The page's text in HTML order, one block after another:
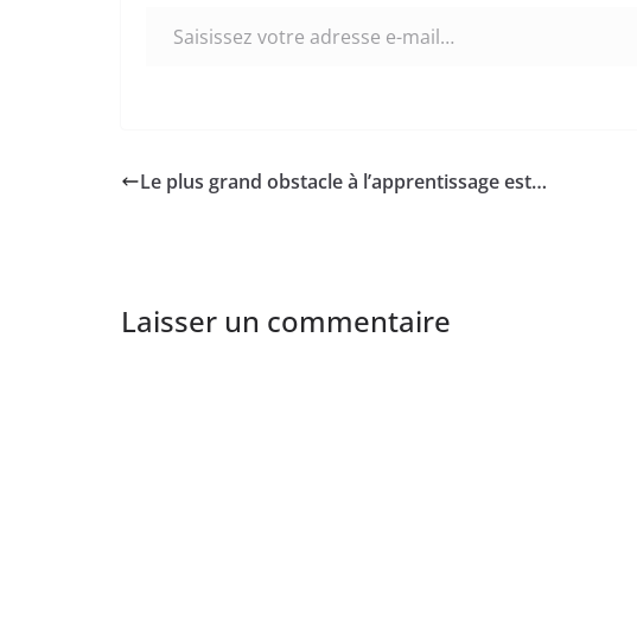
Le plus grand obstacle à l’apprentissage est…
Laisser un commentaire